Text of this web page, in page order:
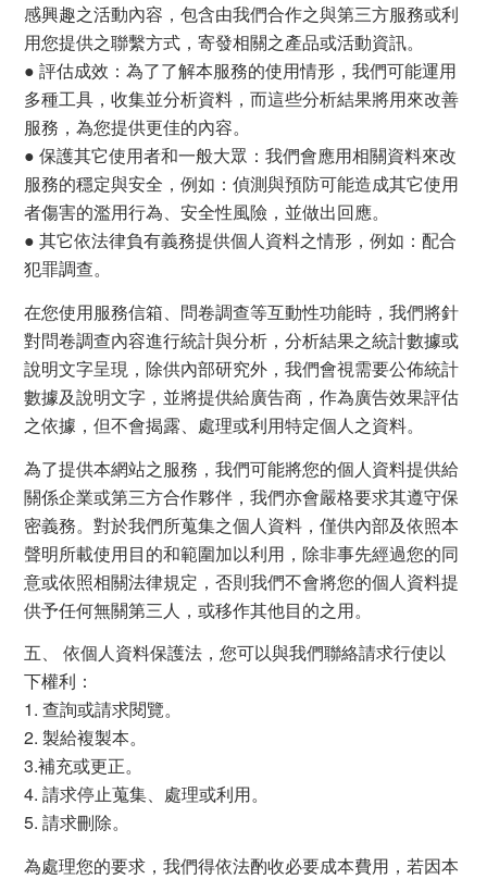
感興趣之活動內容，包含由我們合作之與第三方服務或利
用您提供之聯繫方式，寄發相關之產品或活動資訊。
● 評估成效：為了了解本服務的使用情形，我們可能運用
多種工具，收集並分析資料，而這些分析結果將用來改善
服務，為您提供更佳的內容。
● 保護其它使用者和一般大眾：我們會應用相關資料來改
服務的穩定與安全，例如：偵測與預防可能造成其它使用
者傷害的濫用行為、安全性風險，並做出回應。
● 其它依法律負有義務提供個人資料之情形，例如：配合
犯罪調查。
在您使用服務信箱、問卷調查等互動性功能時，我們將針
對問卷調查內容進行統計與分析，分析結果之統計數據或
說明文字呈現，除供內部研究外，我們會視需要公佈統計
數據及說明文字，並將提供給廣告商，作為廣告效果評估
之依據，但不會揭露、處理或利用特定個人之資料。
為了提供本網站之服務，我們可能將您的個人資料提供給
關係企業或第三方合作夥伴，我們亦會嚴格要求其遵守保
密義務。對於我們所蒐集之個人資料，僅供內部及依照本
聲明所載使用目的和範圍加以利用，除非事先經過您的同
意或依照相關法律規定，否則我們不會將您的個人資料提
供予任何無關第三人，或移作其他目的之用。
五、 依個人資料保護法，您可以與我們聯絡請求行使以
下權利：
1. 查詢或請求閱覽。
2. 製給複製本。
3.補充或更正。
4. 請求停止蒐集、處理或利用。
5. 請求刪除。
為處理您的要求，我們得依法酌收必要成本費用，若因本